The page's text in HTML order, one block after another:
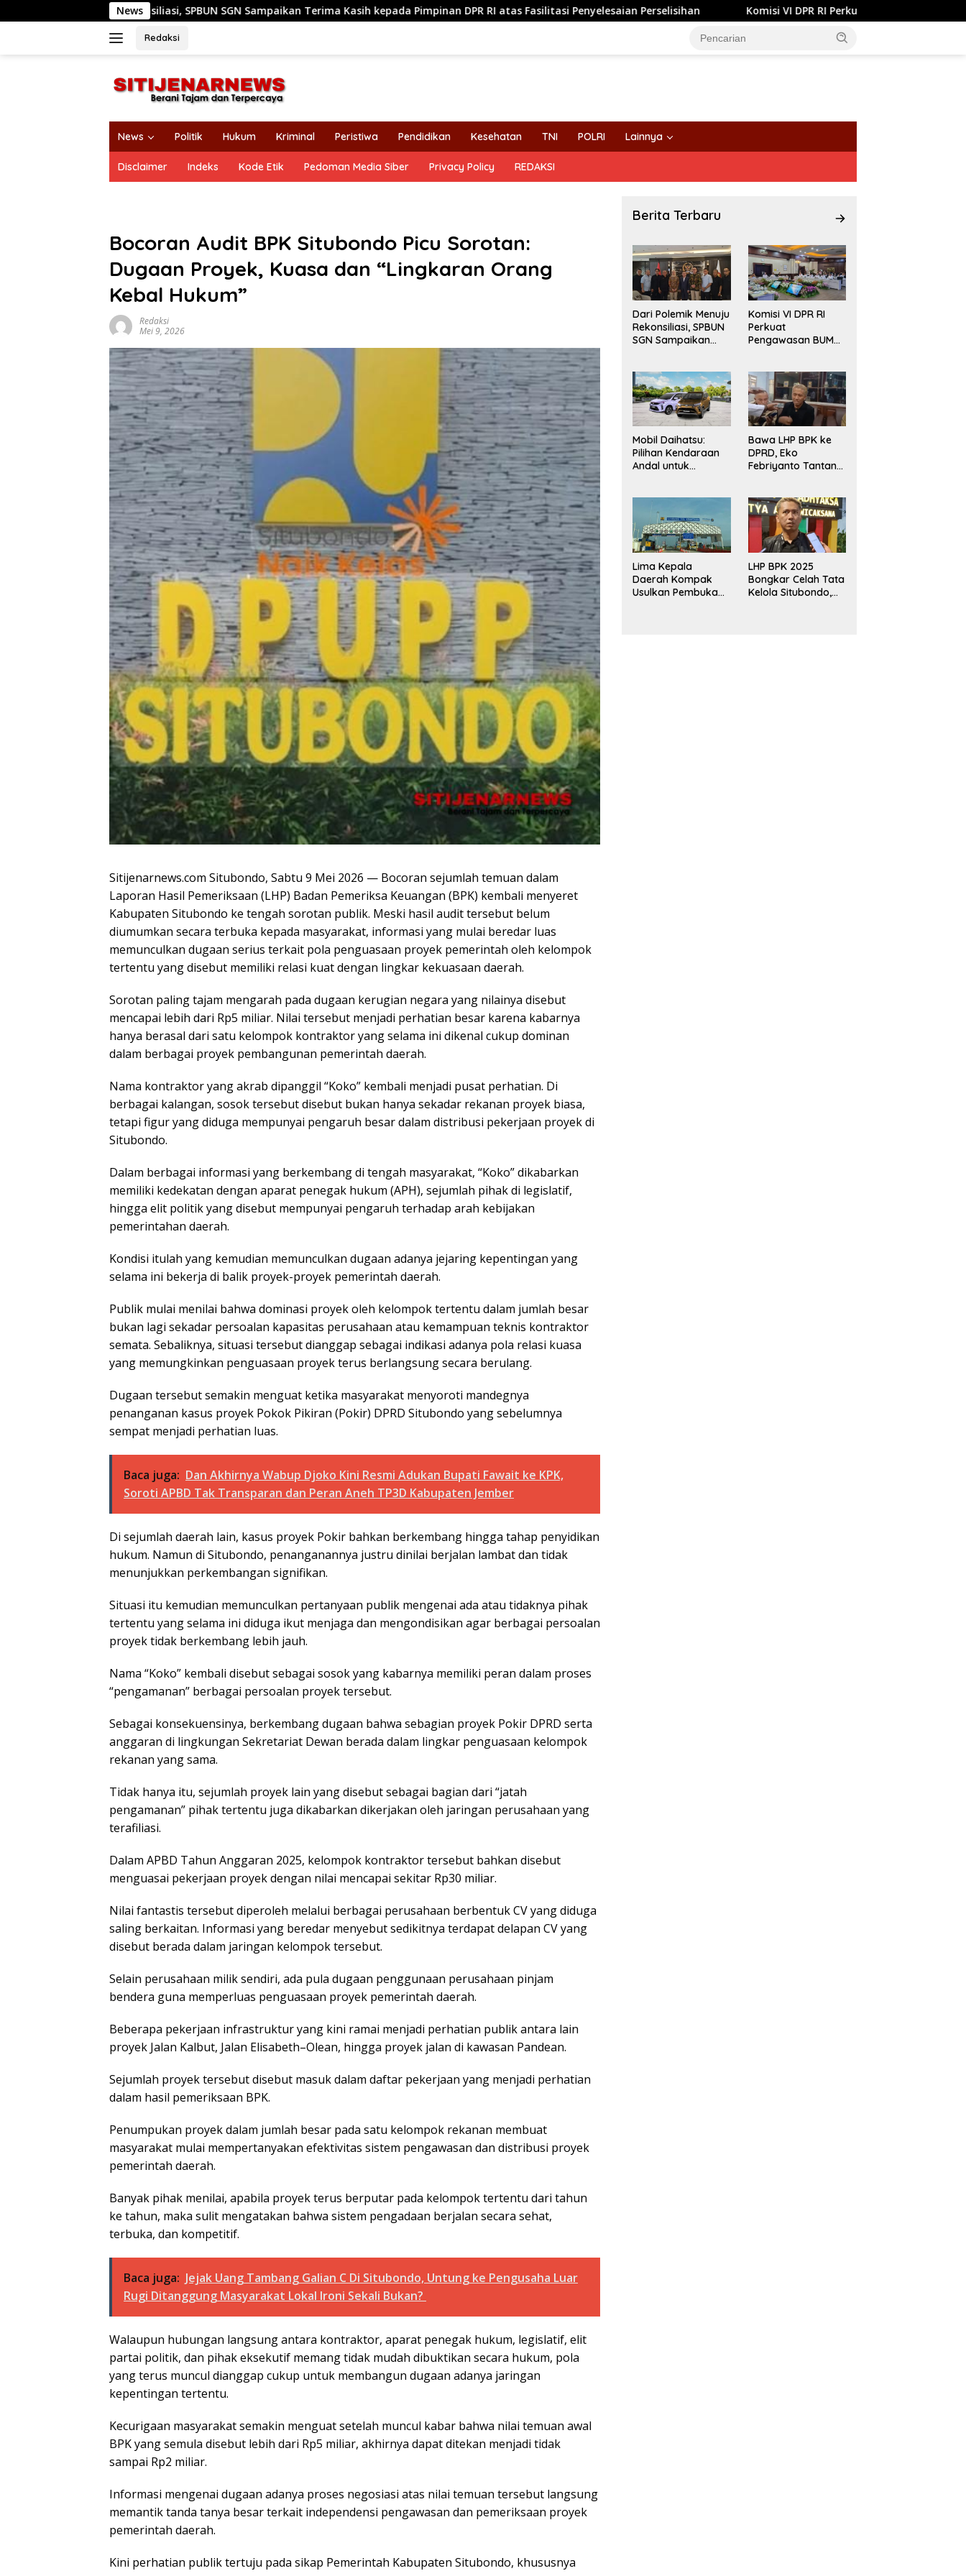
ke
News
SPBUN SGN Sampaikan Terima Kasih kepada Pimpinan DPR RI atas Fasilitasi Penyelesaian Perselisihan Komisi VI DPR RI Perkuat Pengawasan BUMN Maritim, Nasim Khan
Redaksi
News Politik Hukum Kriminal Peristiwa Pendidikan Kesehatan TNI POLRI Lainnya
Disclaimer Indeks Kode Etik Pedoman Media Siber Privacy Policy REDAKSI
Bocoran Audit BPK Situbondo Picu Sorotan:
Dugaan Proyek, Kuasa dan “Lingkaran Orang
Kebal Hukum”
Redaksi
Mei 9, 2026
Sitijenarnews.com Situbondo, Sabtu 9 Mei 2026 — Bocoran sejumlah temuan dalam
Laporan Hasil Pemeriksaan (LHP) Badan Pemeriksa Keuangan (BPK) kembali menyeret
Kabupaten Situbondo ke tengah sorotan publik. Meski hasil audit tersebut belum
diumumkan secara terbuka kepada masyarakat, informasi yang mulai beredar luas
memunculkan dugaan serius terkait pola penguasaan proyek pemerintah oleh kelompok
tertentu yang disebut memiliki relasi kuat dengan lingkar kekuasaan daerah.
Sorotan paling tajam mengarah pada dugaan kerugian negara yang nilainya disebut
mencapai lebih dari Rp5 miliar. Nilai tersebut menjadi perhatian besar karena kabarnya
hanya berasal dari satu kelompok kontraktor yang selama ini dikenal cukup dominan
dalam berbagai proyek pembangunan pemerintah daerah.
Nama kontraktor yang akrab dipanggil “Koko” kembali menjadi pusat perhatian. Di
berbagai kalangan, sosok tersebut disebut bukan hanya sekadar rekanan proyek biasa,
tetapi figur yang diduga mempunyai pengaruh besar dalam distribusi pekerjaan proyek di
Situbondo.
Dalam berbagai informasi yang berkembang di tengah masyarakat, “Koko” dikabarkan
memiliki kedekatan dengan aparat penegak hukum (APH), sejumlah pihak di legislatif,
hingga elit politik yang disebut mempunyai pengaruh terhadap arah kebijakan
pemerintahan daerah.
Kondisi itulah yang kemudian memunculkan dugaan adanya jejaring kepentingan yang
selama ini bekerja di balik proyek-proyek pemerintah daerah.
Publik mulai menilai bahwa dominasi proyek oleh kelompok tertentu dalam jumlah besar
bukan lagi sekadar persoalan kapasitas perusahaan atau kemampuan teknis kontraktor
semata. Sebaliknya, situasi tersebut dianggap sebagai indikasi adanya pola relasi kuasa
yang memungkinkan penguasaan proyek terus berlangsung secara berulang.
Dugaan tersebut semakin menguat ketika masyarakat menyoroti mandegnya
penanganan kasus proyek Pokok Pikiran (Pokir) DPRD Situbondo yang sebelumnya
sempat menjadi perhatian luas.
Baca juga: Dan Akhirnya Wabup Djoko Kini Resmi Adukan Bupati Fawait ke KPK,
Soroti APBD Tak Transparan dan Peran Aneh TP3D Kabupaten Jember
Di sejumlah daerah lain, kasus proyek Pokir bahkan berkembang hingga tahap penyidikan
hukum. Namun di Situbondo, penanganannya justru dinilai berjalan lambat dan tidak
menunjukkan perkembangan signifikan.
Situasi itu kemudian memunculkan pertanyaan publik mengenai ada atau tidaknya pihak
tertentu yang selama ini diduga ikut menjaga dan mengondisikan agar berbagai persoalan
proyek tidak berkembang lebih jauh.
Nama “Koko” kembali disebut sebagai sosok yang kabarnya memiliki peran dalam proses
“pengamanan” berbagai persoalan proyek tersebut.
Sebagai konsekuensinya, berkembang dugaan bahwa sebagian proyek Pokir DPRD serta
anggaran di lingkungan Sekretariat Dewan berada dalam lingkar penguasaan kelompok
rekanan yang sama.
Tidak hanya itu, sejumlah proyek lain yang disebut sebagai bagian dari “jatah
pengamanan” pihak tertentu juga dikabarkan dikerjakan oleh jaringan perusahaan yang
terafiliasi.
Dalam APBD Tahun Anggaran 2025, kelompok kontraktor tersebut bahkan disebut
menguasai pekerjaan proyek dengan nilai mencapai sekitar Rp30 miliar.
Nilai fantastis tersebut diperoleh melalui berbagai perusahaan berbentuk CV yang diduga
saling berkaitan. Informasi yang beredar menyebut sedikitnya terdapat delapan CV yang
disebut berada dalam jaringan kelompok tersebut.
Selain perusahaan milik sendiri, ada pula dugaan penggunaan perusahaan pinjam
bendera guna memperluas penguasaan proyek pemerintah daerah.
Beberapa pekerjaan infrastruktur yang kini ramai menjadi perhatian publik antara lain
proyek Jalan Kalbut, Jalan Elisabeth–Olean, hingga proyek jalan di kawasan Pandean.
Sejumlah proyek tersebut disebut masuk dalam daftar pekerjaan yang menjadi perhatian
dalam hasil pemeriksaan BPK.
Penumpukan proyek dalam jumlah besar pada satu kelompok rekanan membuat
masyarakat mulai mempertanyakan efektivitas sistem pengawasan dan distribusi proyek
pemerintah daerah.
Banyak pihak menilai, apabila proyek terus berputar pada kelompok tertentu dari tahun
ke tahun, maka sulit mengatakan bahwa sistem pengadaan berjalan secara sehat,
terbuka, dan kompetitif.
Baca juga: Jejak Uang Tambang Galian C Di Situbondo, Untung ke Pengusaha Luar
Rugi Ditanggung Masyarakat Lokal Ironi Sekali Bukan?
Walaupun hubungan langsung antara kontraktor, aparat penegak hukum, legislatif, elit
partai politik, dan pihak eksekutif memang tidak mudah dibuktikan secara hukum, pola
yang terus muncul dianggap cukup untuk membangun dugaan adanya jaringan
kepentingan tertentu.
Kecurigaan masyarakat semakin menguat setelah muncul kabar bahwa nilai temuan awal
BPK yang semula disebut lebih dari Rp5 miliar, akhirnya dapat ditekan menjadi tidak
sampai Rp2 miliar.
Informasi mengenai dugaan adanya proses negosiasi atas nilai temuan tersebut langsung
memantik tanda tanya besar terkait independensi pengawasan dan pemeriksaan proyek
pemerintah daerah.
Kini perhatian publik tertuju pada sikap Pemerintah Kabupaten Situbondo, khususnya
Berita Terbaru
Dari Polemik Menuju
Rekonsiliasi, SPBUN
SGN Sampaikan
DPR RI atas
Fasilitasi
Penyelesaian
Perselisihan
Komisi VI DPR RI
Perkuat
Pengawasan BUMN
Ekosistem Laut
Lebih Terintegrasi
Mobil Daihatsu:
Pilihan Kendaraan
Andal untuk
Harian
Bawa LHP BPK ke
DPRD, Eko
Febriyanto Tantang
Pengawasan Dewan
Lima Kepala
Daerah Kompak
Usulkan Pembukaan
LHP BPK 2025
Bongkar Celah Tata
Kelola Situbondo,